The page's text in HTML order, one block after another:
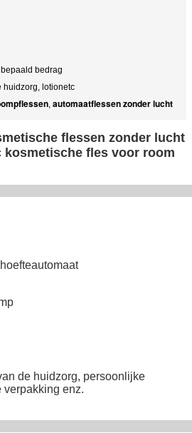
bedrag
huidzorg, lotionetc
, automaatflessen zonder lucht
flessen zonder lucht
fles voor room
de huidzorg, persoonlijke
verpakking enz.